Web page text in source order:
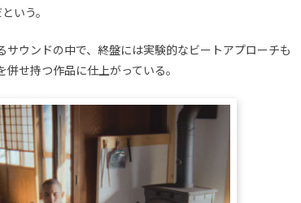
いう。
サウンドの中で、終盤には実験的なビートアプローチも
せ持つ作品に仕上がっている。